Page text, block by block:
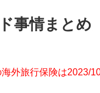
事情まとめ
外旅行保険は2023/